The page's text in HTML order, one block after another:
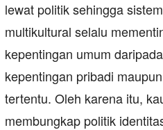
lewat politik sehingga
multikultural selalu
kepentingan umum
kepentingan pribadi
tertentu. Oleh karena itu,
membungkap politik